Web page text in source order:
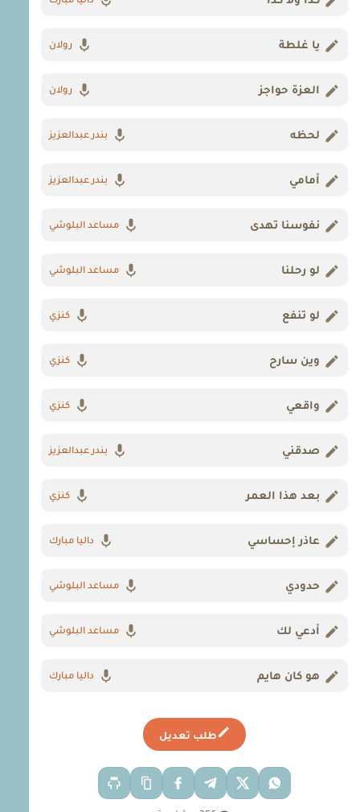
يا غلطة رولان
العزة حواجز رولان
لحظه بندر عبدالعزيز
أمامي بندر عبدالعزيز
نفوسنا تهدى مساعد البلوشي
لو رحلنا مساعد البلوشي
لو تنفع كنزي
وين سارح كنزي
واقعي كنزي
صدقني بندر عبدالعزيز
بعد هذا العمر كنزي
عاذر إحساسي داليا مبارك
حدودي مساعد البلوشي
أدعي لك مساعد البلوشي
هو كان هايم داليا مبارك
طلب تعديل